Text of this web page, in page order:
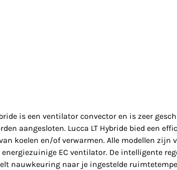
is een ventilator convector en is zeer
aangesloten. Lucca LT Hybride bied een
koelen en/of verwarmen. Alle modellen zijn
EC ventilator. De intelligente
nauwkeuring naar je ingestelde